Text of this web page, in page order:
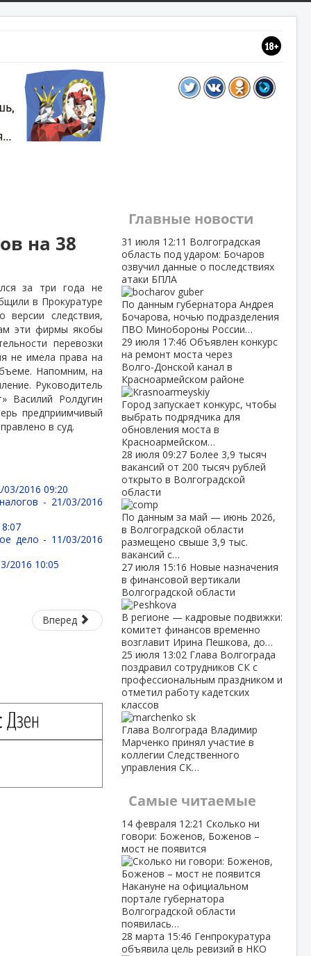
на 38
за три года не
в Прокуратуре
версии следствия,
эти фирмы якобы
перевозки
не имела права на
Напомним, на
Руководитель
Василий Ролдугин
предприимчивый
в суд.
03/2016 09:20
- 21/03/2016
дело - 11/03/2016
2016 10:05
Вперед
Главные новости
31 июля 12:11 Волгоградская
область под ударом: Бочаров
озвучил данные о последствиях
атаки БПЛА
По данным губернатора Андрея
Бочарова, ночью подразделения
ПВО Минобороны России…
29 июля 17:46 Объявлен конкурс
на ремонт моста через
Волго‑Донской канал в
Красноармейском районе
Город запускает конкурс, чтобы
выбрать подрядчика для
обновления моста в
Красноармейском…
28 июля 09:27 Более 3,9 тысяч
вакансий от 200 тысяч рублей
открыто в Волгоградской
области
По данным за май — июнь 2026,
в Волгоградской области
размещено свыше 3,9 тыс.
вакансий с…
27 июля 15:16 Новые назначения
в финансовой вертикали
Волгоградской области
В регионе — кадровые подвижки:
комитет финансов временно
возглавит Ирина Пешкова, до…
25 июля 13:02 Глава Волгограда
поздравил сотрудников СК с
профессиональным праздником и
отметил работу кадетских
классов
Глава Волгограда Владимир
Марченко принял участие в
коллегии Следственного
управления СК…
Самые читаемые
14 февраля 12:21 Сколько ни
говори: Боженов, Боженов –
мост не появится
Накануне на официальном
портале губернатора
Волгоградской области
появилась…
28 марта 15:46 Генпрокуратура
объявила цель ревизий в НКО